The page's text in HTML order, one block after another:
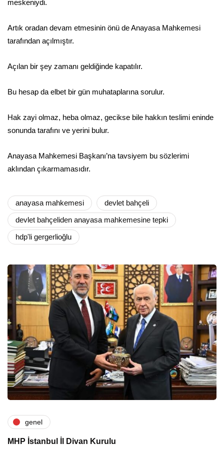
meskeniydi.
Artık oradan devam etmesinin önü de Anayasa Mahkemesi
tarafından açılmıştır.
Açılan bir şey zamanı geldiğinde kapatılır.
Bu hesap da elbet bir gün muhataplarına sorulur.
Hak zayi olmaz, heba olmaz, gecikse bile hakkın teslimi eninde
sonunda tarafını ve yerini bulur.
Anayasa Mahkemesi Başkanı’na tavsiyem bu sözlerimi
aklından çıkarmamasıdır.
anayasa mahkemesi
devlet bahçeli
devlet bahçeliden anayasa mahkemesine tepki
hdp'li gergerlioğlu
genel
MHP İstanbul İl Divan Kurulu